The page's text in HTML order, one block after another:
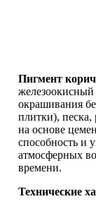
Пигмент
железоокисный
окрашивания
плитки), песка,
на основе
способность и
атмосферных
времени.
Технические